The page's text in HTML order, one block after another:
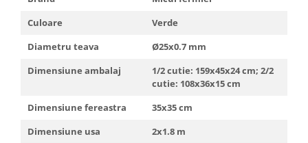
Culoare
Verde
Diametru teava
Ø25x0.7 mm
Dimensiune ambalaj
1/2 cutie: 159x45x24 cm; 2/2
cutie: 108x36x15 cm
Dimensiune fereastra
35x35 cm
Dimensiune usa
2x1.8 m